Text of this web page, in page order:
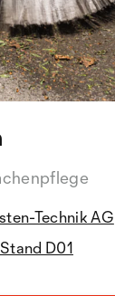
Technik AG
D01